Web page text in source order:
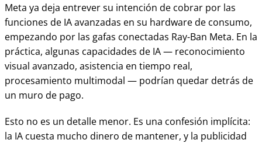
Meta ya deja entrever su intención de cobrar por las
funciones de IA avanzadas en su hardware de consumo,
empezando por las gafas conectadas Ray-Ban Meta. En la
práctica, algunas capacidades de IA — reconocimiento
visual avanzado, asistencia en tiempo real,
procesamiento multimodal — podrían quedar detrás de
un muro de pago.
Esto no es un detalle menor. Es una confesión implícita:
la IA cuesta mucho dinero de mantener, y la publicidad